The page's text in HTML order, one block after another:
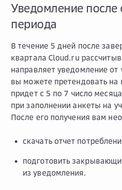
Уведомление после
периода
В течение 5 дней после
квартала Cloud.ru
направляет уведомление от
вы можете претендовать на
придет с 5 по 7 число
при заполнении анкеты на
После его получения вам
скачать отчет
подготовить
из уведомления.